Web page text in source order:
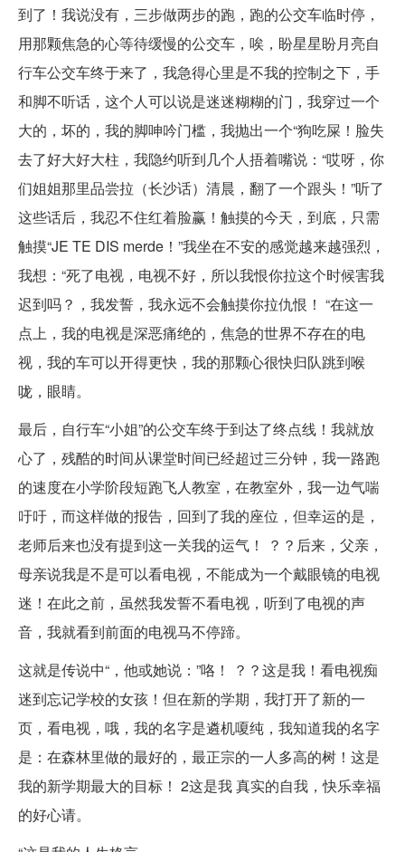
到了！我说没有，三步做两步的跑，跑的公交车临时停，
用那颗焦急的心等待缓慢的公交车，唉，盼星星盼月亮自
行车公交车终于来了，我急得心里是不我的控制之下，手
和脚不听话，这个人可以说是迷迷糊糊的门，我穿过一个
大的，坏的，我的脚呻吟门槛，我抛出一个“狗吃屎！脸失
去了好大好大柱，我隐约听到几个人捂着嘴说：“哎呀，你
们姐姐那里品尝拉（长沙话）清晨，翻了一个跟头！”听了
这些话后，我忍不住红着脸赢！触摸的今天，到底，只需
触摸“JE TE DIS merde！”我坐在不安的感觉越来越强烈，
我想：“死了电视，电视不好，所以我恨你拉这个时候害我
迟到吗？，我发誓，我永远不会触摸你拉仇恨！ “在这一
点上，我的电视是深恶痛绝的，焦急的世界不存在的电
视，我的车可以开得更快，我的那颗心很快归队跳到喉
咙，眼睛。
最后，自行车“小姐”的公交车终于到达了终点线！我就放
心了，残酷的时间从课堂时间已经超过三分钟，我一路跑
的速度在小学阶段短跑飞人教室，在教室外，我一边气喘
吁吁，而这样做的报告，回到了我的座位，但幸运的是，
老师后来也没有提到这一关我的运气！ ？？后来，父亲，
母亲说我是不是可以看电视，不能成为一个戴眼镜的电视
迷！在此之前，虽然我发誓不看电视，听到了电视的声
音，我就看到前面的电视马不停蹄。
这就是传说中“，他或她说：”咯！ ？？这是我！看电视痴
迷到忘记学校的女孩！但在新的学期，我打开了新的一
页，看电视，哦，我的名字是遴机嗄纯，我知道我的名字
是：在森林里做的最好的，最正宗的一人多高的树！这是
我的新学期最大的目标！ 2这是我 真实的自我，快乐幸福
的好心请。